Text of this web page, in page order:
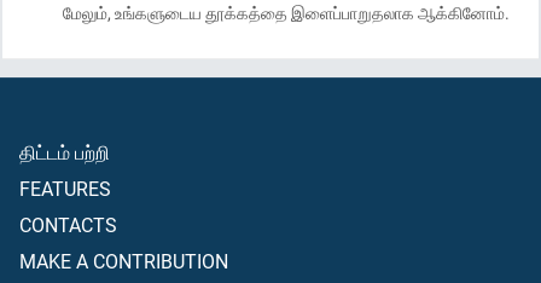
மேலும், உங்களுடைய தூக்கத்தை இளைப்பாறுதலாக ஆக்கினோம்.
திட்டம் பற்றி
FEATURES
CONTACTS
MAKE A CONTRIBUTION